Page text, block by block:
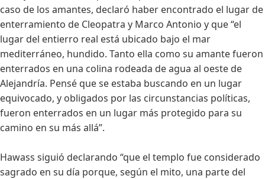
caso de los amantes, declaró haber encontrado el lugar de
enterramiento de Cleopatra y Marco Antonio y que “el
lugar del entierro real está ubicado bajo el mar
mediterráneo, hundido. Tanto ella como su amante fueron
enterrados en una colina rodeada de agua al oeste de
Alejandría. Pensé que se estaba buscando en un lugar
equivocado, y obligados por las circunstancias políticas,
fueron enterrados en un lugar más protegido para su
camino en su más allá”.
Hawass siguió declarando “que el templo fue considerado
sagrado en su día porque, según el mito, una parte del